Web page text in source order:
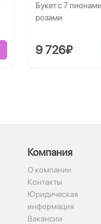
Букет с 7
розами
9 726₽
Компания
О компании
Контакты
Юридическая
информация
Вакансии